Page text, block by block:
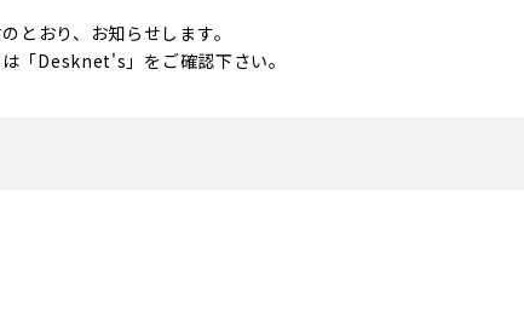
とおり、お知らせします。
「Desknet's」をご確認下さい。